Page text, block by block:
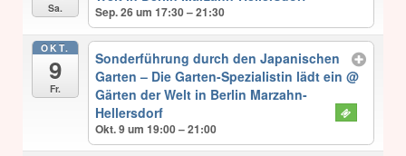
Sa. Sep. 26 um 17:30 – 21:30
OKT.
9
Fr.
Sonderführung durch den Japanischen
Garten – Die Garten-Spezialistin lädt ein@
Gärten der Welt in Berlin Marzahn-
Hellersdorf
Okt. 9 um 19:00 – 21:00